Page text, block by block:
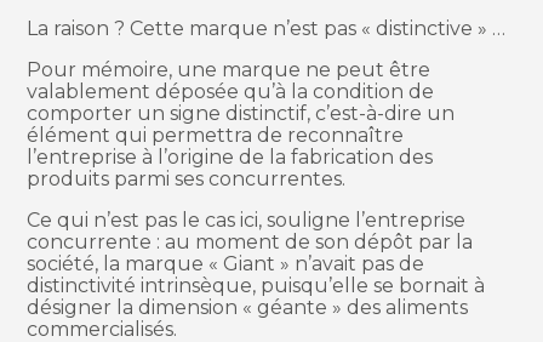
La raison ? Cette marque n’est pas « distinctive » …
Pour mémoire, une marque ne peut être
valablement déposée qu’à la condition de
comporter un signe distinctif, c’est-à-dire un
élément qui permettra de reconnaître
l’entreprise à l’origine de la fabrication des
produits parmi ses concurrentes.
Ce qui n’est pas le cas ici, souligne l’entreprise
concurrente : au moment de son dépôt par la
société, la marque « Giant » n’avait pas de
distinctivité intrinsèque, puisqu’elle se bornait à
désigner la dimension « géante » des aliments
commercialisés.